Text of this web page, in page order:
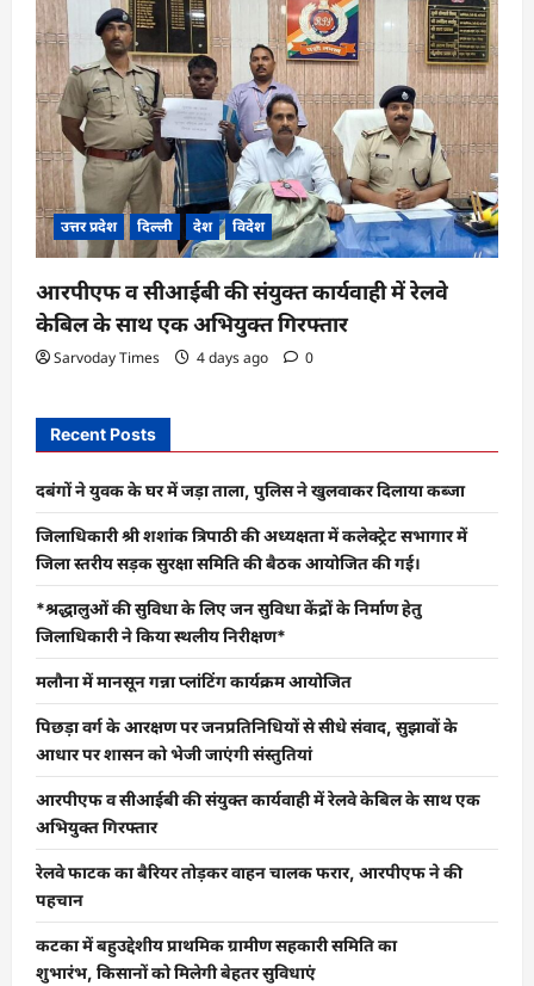
उत्तर प्रदेश दिल्ली देश विदेश
आरपीएफ व सीआईबी की संयुक्त कार्यवाही में रेलवे
केबिल के साथ एक अभियुक्त गिरफ्तार
Sarvoday Times 4 days ago 0
Recent Posts
दबंगों ने युवक के घर में जड़ा ताला, पुलिस ने खुलवाकर दिलाया कब्जा
जिलाधिकारी श्री शशांक त्रिपाठी की अध्यक्षता में कलेक्ट्रेट सभागार में
जिला स्तरीय सड़क सुरक्षा समिति की बैठक आयोजित की गई।
*श्रद्धालुओं की सुविधा के लिए जन सुविधा केंद्रों के निर्माण हेतु
जिलाधिकारी ने किया स्थलीय निरीक्षण*
मलौना में मानसून गन्ना प्लांटिंग कार्यक्रम आयोजित
पिछड़ा वर्ग के आरक्षण पर जनप्रतिनिधियों से सीधे संवाद, सुझावों के
आधार पर शासन को भेजी जाएंगी संस्तुतियां
आरपीएफ व सीआईबी की संयुक्त कार्यवाही में रेलवे केबिल के साथ एक
अभियुक्त गिरफ्तार
रेलवे फाटक का बैरियर तोड़कर वाहन चालक फरार, आरपीएफ ने की
पहचान
कटका में बहुउद्देशीय प्राथमिक ग्रामीण सहकारी समिति का
शुभारंभ, किसानों को मिलेगी बेहतर सुविधाएं